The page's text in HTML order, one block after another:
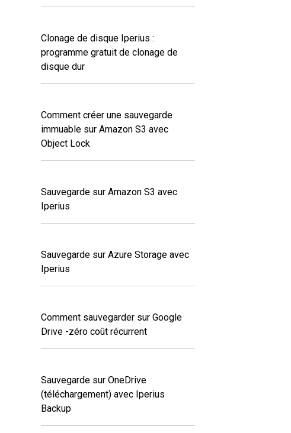
Clonage de disque Iperius :
programme gratuit de clonage de
disque dur
Comment créer une sauvegarde
immuable sur Amazon S3 avec
Object Lock
Sauvegarde sur Amazon S3 avec
Iperius
Sauvegarde sur Azure Storage avec
Iperius
Comment sauvegarder sur Google
Drive -zéro coût récurrent
Sauvegarde sur OneDrive
(téléchargement) avec Iperius
Backup